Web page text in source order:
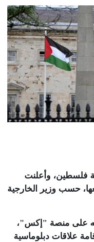
فلسطين، وأعلنت
حسب وزير الخارجية
على منصة "إكس"،
علاقات دبلوماسية